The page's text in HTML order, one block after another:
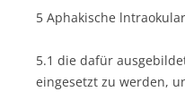
5 Aphakische
5.1 die dafür
eingesetzt zu werden,